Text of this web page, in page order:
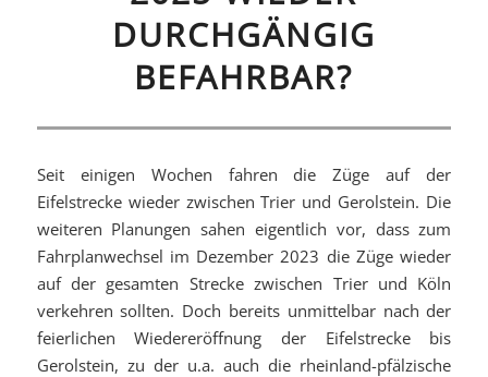
DURCHGÄNGIG
BEFAHRBAR?
Seit einigen Wochen fahren die Züge auf der
Eifelstrecke wieder zwischen Trier und Gerolstein. Die
weiteren Planungen sahen eigentlich vor, dass zum
Fahrplanwechsel im Dezember 2023 die Züge wieder
auf der gesamten Strecke zwischen Trier und Köln
verkehren sollten. Doch bereits unmittelbar nach der
feierlichen Wiedereröffnung der Eifelstrecke bis
Gerolstein, zu der u.a. auch die rheinland-pfälzische